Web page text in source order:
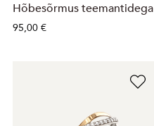
Hõbesõrmus teemantidega
95,00 €